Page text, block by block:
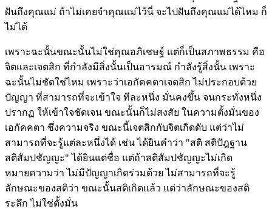
ฝันถึงคุณแม่ ถ้าไม่เคยจำคุณแม่ไว้นี่ จะไปฝันถึงคุณแม่ได้ไหม ก็
ไม่ได้
เพราะฉะนั้นขณะนั้นไม่ใช่คุณอภิเชษฐ์ แต่ก็เป็นสภาพธรรม คือ
จิตและเจตสิก ที่กำลังมีสิ่งนั้นเป็นอารมณ์ กำลังรู้สิ่งนั้น เพราะ
ฉะนั้นไม่ชัดใช่ไหม เพราะว่าเอกัคคตาเจตสิก ไม่ประกอบด้วย
ปัญญา ที่สามารถที่จะเข้าใจ ทีละหนึ่ง มั่นคงขึ้น จนกระทั่งหนึ่ง
ปรากฏ ให้เข้าใจชัดเจน ขณะนั้นก็ไม่สงสัย ในความตั้งมั่นของ
เอกัคคตา ซึ่งความจริง ขณะนี้เจตสิกกับจิตเกิดดับ แต่ว่าไม่
สามารถที่จะรู้แต่ละหนึ่งได้ เช่น ได้ยินคำว่า "สติ สติปัฎฐาน
สติสัมปชัญญะ" ได้ยินแต่ชื่อ แต่ถ้าสติสัมปชัญญะไม่เกิด
หมายความว่า ไม่มีปัญญาเกิดร่วมด้วย ไม่สามารถที่จะรู้
ลักษณะของสติว่า ขณะนั้นสติเกิดแล้ว แต่ว่าลักษณะของสติ
ระลึก ไม่ใช่ตั้งมั่น